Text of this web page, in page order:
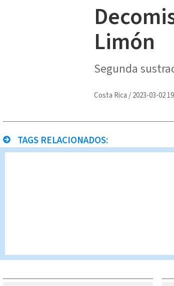
Limón
Segunda
Costa Rica /2023-03-02
TAGS RELACIONADOS:
Queda prohibida la reproducción total o
autorizada constituye una infracción y un